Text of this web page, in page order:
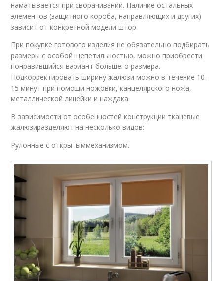
наматывается при сворачивании. Наличие остальных
элементов (защитного короба, направляющих и других)
зависит от конкретной модели штор.
При покупке готового изделия не обязательно подбирать
размеры с особой щепетильностью, можно приобрести
понравившийся вариант большего размера.
Подкорректировать ширину жалюзи можно в течение 10-
15 минут при помощи ножовки, канцелярского ножа,
металлической линейки и наждака.
В зависимости от особенностей конструкции тканевые
жалюзиразделяют на несколько видов:
Рулонные с открытыммеханизмом.